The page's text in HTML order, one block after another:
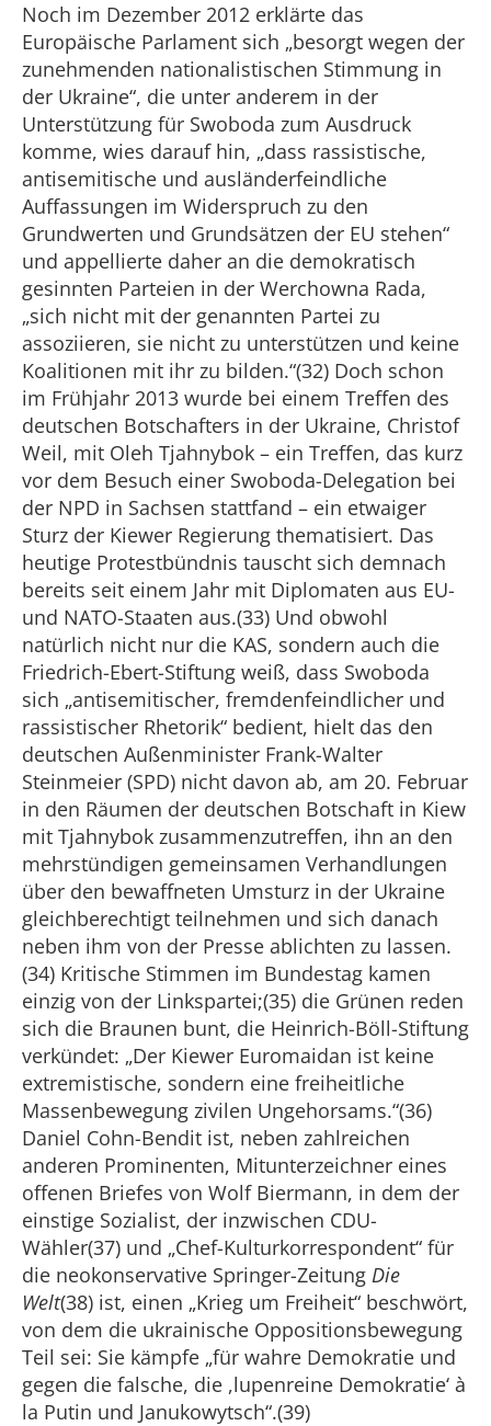
Noch im Dezember 2012 erklärte das
Europäische Parlament sich „besorgt wegen der
zunehmenden nationalistischen Stimmung in
der Ukraine“, die unter anderem in der
Unterstützung für Swoboda zum Ausdruck
komme, wies darauf hin, „dass rassistische,
antisemitische und ausländerfeindliche
Auffassungen im Widerspruch zu den
Grundwerten und Grundsätzen der EU stehen“
und appellierte daher an die demokratisch
gesinnten Parteien in der Werchowna Rada,
„sich nicht mit der genannten Partei zu
assoziieren, sie nicht zu unterstützen und keine
Koalitionen mit ihr zu bilden.“(32) Doch schon
im Frühjahr 2013 wurde bei einem Treffen des
deutschen Botschafters in der Ukraine, Christof
Weil, mit Oleh Tjahnybok – ein Treffen, das kurz
vor dem Besuch einer Swoboda-Delegation bei
der NPD in Sachsen stattfand – ein etwaiger
Sturz der Kiewer Regierung thematisiert. Das
heutige Protestbündnis tauscht sich demnach
bereits seit einem Jahr mit Diplomaten aus EU-
und NATO-Staaten aus.(33) Und obwohl
natürlich nicht nur die KAS, sondern auch die
Friedrich-Ebert-Stiftung weiß, dass Swoboda
sich „antisemitischer, fremdenfeindlicher und
rassistischer Rhetorik“ bedient, hielt das den
deutschen Außenminister Frank-Walter
Steinmeier (SPD) nicht davon ab, am 20. Februar
in den Räumen der deutschen Botschaft in Kiew
mit Tjahnybok zusammenzutreffen, ihn an den
mehrstündigen gemeinsamen Verhandlungen
über den bewaffneten Umsturz in der Ukraine
gleichberechtigt teilnehmen und sich danach
neben ihm von der Presse ablichten zu lassen.
(34) Kritische Stimmen im Bundestag kamen
einzig von der Linkspartei;(35) die Grünen reden
sich die Braunen bunt, die Heinrich-Böll-Stiftung
verkündet: „Der Kiewer Euromaidan ist keine
extremistische, sondern eine freiheitliche
Massenbewegung zivilen Ungehorsams.“(36)
Daniel Cohn-Bendit ist, neben zahlreichen
anderen Prominenten, Mitunterzeichner eines
offenen Briefes von Wolf Biermann, in dem der
einstige Sozialist, der inzwischen CDU-
Wähler(37) und „Chef-Kulturkorrespondent“ für
die neokonservative Springer-Zeitung Die
Welt(38) ist, einen „Krieg um Freiheit“ beschwört,
von dem die ukrainische Oppositionsbewegung
Teil sei: Sie kämpfe „für wahre Demokratie und
gegen die falsche, die ,lupenreine Demokratie‘ à
la Putin und Janukowytsch“.(39)